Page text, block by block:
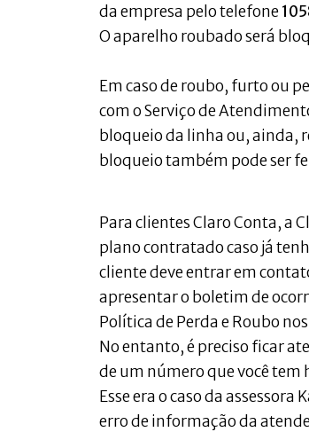
da empresa pelo telefone
O aparelho roubado será
Em caso de roubo, furto ou
com o Serviço de
bloqueio da linha ou, ainda,
bloqueio também pode ser
Para clientes Claro Conta, a
plano contratado caso já
cliente deve entrar em
apresentar o boletim de
Política de Perda e Roubo
No entanto, é preciso ficar
de um número que você
Esse era o caso da
erro de informação da